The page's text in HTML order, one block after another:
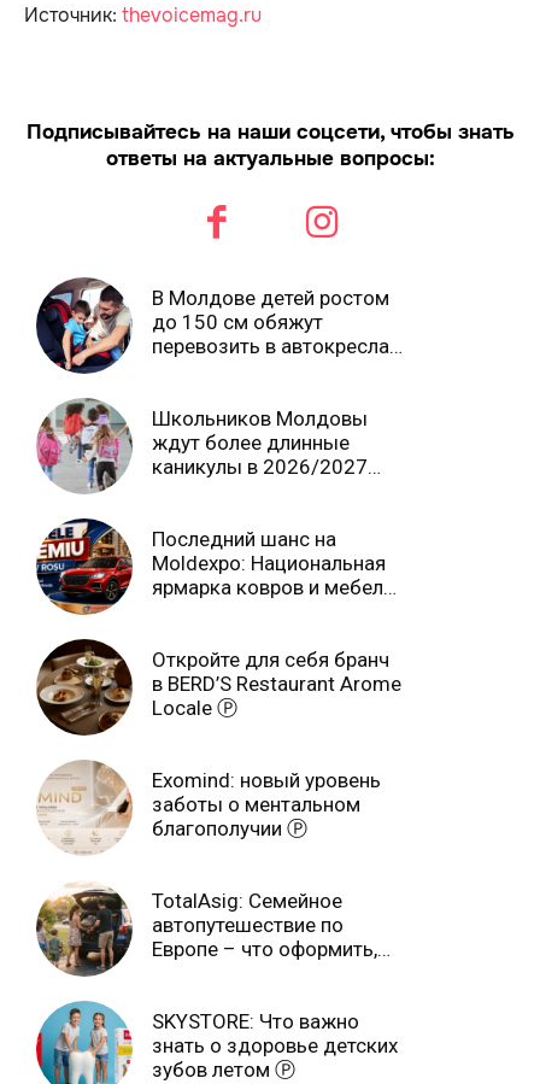
Источник: thevoicemag.ru
Подписывайтесь на наши соцсети, чтобы знать
ответы на актуальные вопросы:
В Молдове детей ростом
до 150 см обяжут
перевозить в автокреслах
Школьников Молдовы
ждут более длинные
каникулы в 2026/2027
Последний шанс на
Moldexpo: Национальная
ярмарка ковров и мебели
Откройте для себя бранч
в BERD’S Restaurant Arome
Locale Ⓟ
Exomind: новый уровень
заботы о ментальном
благополучии Ⓟ
TotalAsig: Семейное
автопутешествие по
Европе – что оформить,
SKYSTORE: Что важно
знать о здоровье детских
зубов летом Ⓟ